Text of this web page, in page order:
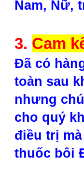
Nam, Nữ,
3. Cam
Đã có
toàn sau
nhưng
cho quý
điều trị
thuốc bôi